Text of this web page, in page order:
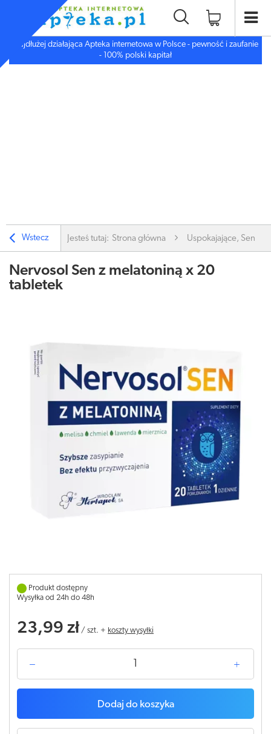
Najdłużej działająca Apteka internetowa w Polsce - pewność i zaufanie
- 100% polski kapitał
Wstecz Jesteś tutaj: Strona główna Uspokajające, Sen,
Nervosol Sen z melatoniną x 20
tabletek
Produkt dostępny
Wysyłka od 24h do 48h
23,99 zł / szt. + koszty wysyłki
Dodaj do koszyka